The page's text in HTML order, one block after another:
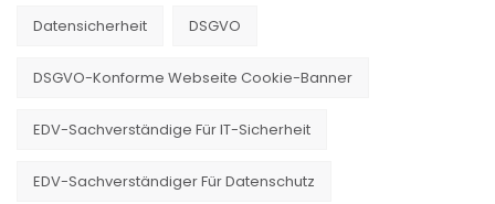
Datensicherheit DSGVO
DSGVO-Konforme Webseite Cookie-Banner
EDV-Sachverständige Für IT-Sicherheit
EDV-Sachverständiger Für Datenschutz